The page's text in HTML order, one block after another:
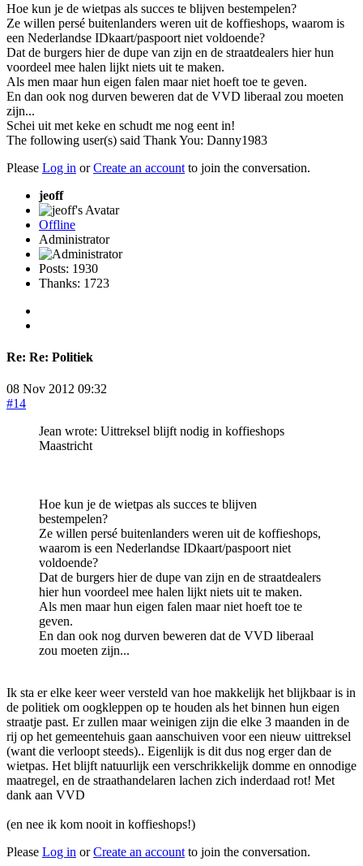
Hoe kun je de wietpas als succes te blijven bestempelen?
Ze willen persé buitenlanders weren uit de koffieshops, waarom is
een Nederlandse IDkaart/paspoort niet voldoende?
Dat de burgers hier de dupe van zijn en de straatdealers hier hun
voordeel mee halen lijkt niets uit te maken.
Als men maar hun eigen falen maar niet hoeft toe te geven.
En dan ook nog durven beweren dat de VVD liberaal zou moeten
zijn...
Schei uit met keke en schudt me nog eent in!
The following user(s) said Thank You: Danny1983
Please Log in orCreate an account to join the conversation.
jeoff
Offline
Administrator
Posts: 1930
Thanks: 1723
Re: Re: Politiek
08 Nov 2012 09:32
#14
Jean wrote: Uittreksel blijft nodig in koffieshops
Maastricht
Hoe kun je de wietpas als succes te blijven
bestempelen?
Ze willen persé buitenlanders weren uit de koffieshops,
waarom is een Nederlandse IDkaart/paspoort niet
voldoende?
Dat de burgers hier de dupe van zijn en de straatdealers
hier hun voordeel mee halen lijkt niets uit te maken.
Als men maar hun eigen falen maar niet hoeft toe te
geven.
En dan ook nog durven beweren dat de VVD liberaal
zou moeten zijn...
Ik sta er elke keer weer versteld van hoe makkelijk het blijkbaar is in
de politiek om oogkleppen op te houden als het binnen hun eigen
straatje past. Er zullen maar weinigen zijn die elke 3 maanden in de
rij op het gemeentehuis gaan aanschuiven voor een nieuw uittreksel
(want die verloopt steeds).. Eigenlijk is dit dus nog erger dan de
wietpas. Het blijft natuurlijk een verschrikkelijk domme en onnodige
maatregel, en de straathandelaren lachen zich inderdaad rot! Met
dank aan VVD
(en nee ik kom nooit in koffieshops!)
Please Log in orCreate an account to join the conversation.